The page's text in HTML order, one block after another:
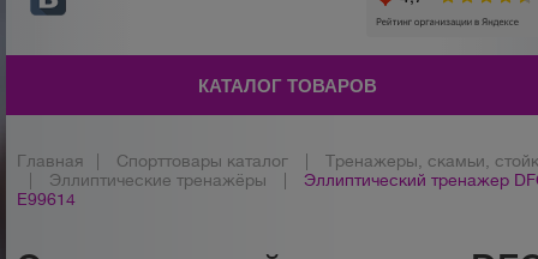
КАТАЛОГ ТОВАРОВ
Главная Спорттовары каталог
Тренажеры, скамьи,
Эллиптические тренажёры
Эллиптический тренажер
E99614